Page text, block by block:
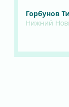
Горбунов
Нижний